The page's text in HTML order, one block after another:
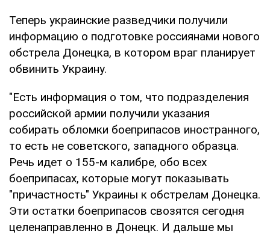
Теперь украинские разведчики получили
информацию о подготовке россиянами нового
обстрела Донецка, в котором враг планирует
обвинить Украину.
"Есть информация о том, что подразделения
российской армии получили указания
собирать обломки боеприпасов иностранного,
то есть не советского, западного образца.
Речь идет о 155-м калибре, обо всех
боеприпасах, которые могут показывать
"причастность" Украины к обстрелам Донецка.
Эти остатки боеприпасов свозятся сегодня
целенаправленно в Донецк. И дальше мы